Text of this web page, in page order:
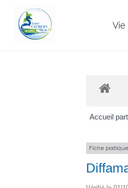
Vie
Accueil
Fiche pratique